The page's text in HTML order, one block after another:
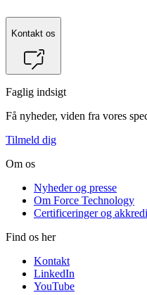
Kontakt os
Faglig indsigt
Få nyheder, viden fra vores
Tilmeld dig
Om os
Nyheder og presse
Om Force Technology
Certificeringer og
Find os her
Kontakt
LinkedIn
YouTube